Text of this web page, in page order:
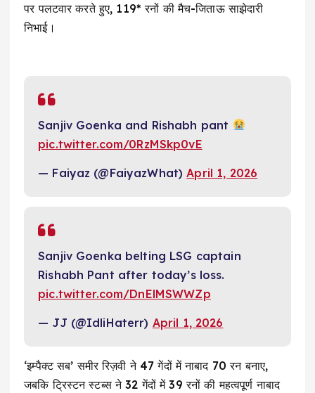
पर पलटवार करते हुए, 119* रनों की मैच-जिताऊ साझेदारी
निभाई।
Sanjiv Goenka and Rishabh pant
pic.twitter.com/0RzMSkp0vE
— Faiyaz (@FaiyazWhat)April 1, 2026
Sanjiv Goenka belting LSG captain
Rishabh Pant after today’s loss.
pic.twitter.com/DnElMSWWZp
— JJ (@IdliHaterr) April 1, 2026
‘इम्पैक्ट सब’ समीर रिज़वी ने 47 गेंदों में नाबाद 70 रन बनाए,
जबकि ट्रिस्टन स्टब्स ने 32 गेंदों में 39 रनों की महत्वपूर्ण नाबाद